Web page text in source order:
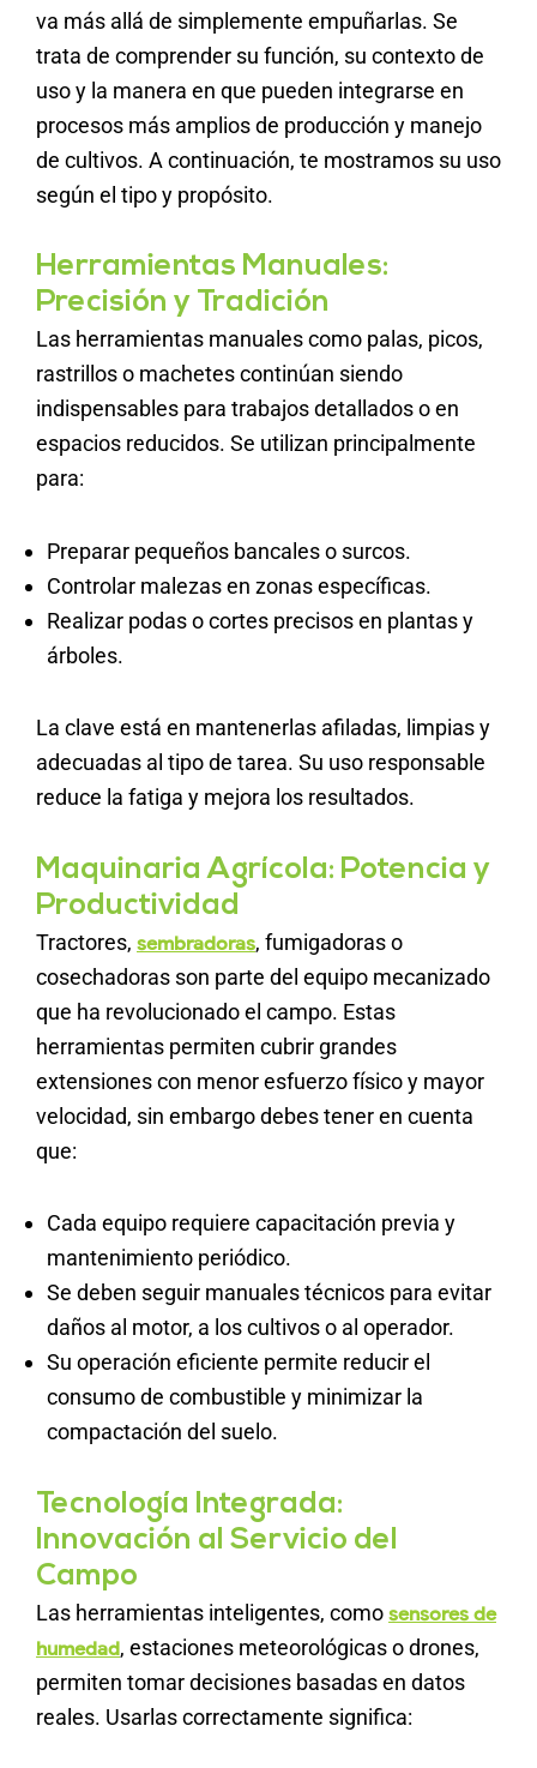
va más allá de simplemente empuñarlas. Se
trata de comprender su función, su contexto de
uso y la manera en que pueden integrarse en
procesos más amplios de producción y manejo
de cultivos. A continuación, te mostramos su uso
según el tipo y propósito.
Herramientas Manuales:
Precisión y Tradición
Las herramientas manuales como palas, picos,
rastrillos o machetes continúan siendo
indispensables para trabajos detallados o en
espacios reducidos. Se utilizan principalmente
para:
Preparar pequeños bancales o surcos.
Controlar malezas en zonas específicas.
Realizar podas o cortes precisos en plantas y
árboles.
La clave está en mantenerlas afiladas, limpias y
adecuadas al tipo de tarea. Su uso responsable
reduce la fatiga y mejora los resultados.
Maquinaria Agrícola: Potencia y
Productividad
Tractores, sembradoras, fumigadoras o
cosechadoras son parte del equipo mecanizado
que ha revolucionado el campo. Estas
herramientas permiten cubrir grandes
extensiones con menor esfuerzo físico y mayor
velocidad, sin embargo debes tener en cuenta
que:
Cada equipo requiere capacitación previa y
mantenimiento periódico.
Se deben seguir manuales técnicos para evitar
daños al motor, a los cultivos o al operador.
Su operación eficiente permite reducir el
consumo de combustible y minimizar la
compactación del suelo.
Tecnología Integrada:
Innovación al Servicio del
Campo
Las herramientas inteligentes, como sensores de
humedad, estaciones meteorológicas o drones,
permiten tomar decisiones basadas en datos
reales. Usarlas correctamente significa: